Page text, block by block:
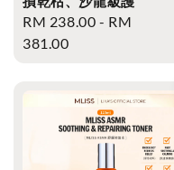
Regular
price
RM 238.00 - RM
381.00